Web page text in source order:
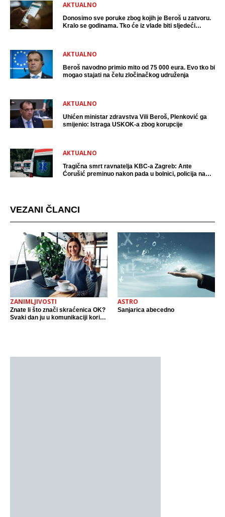
AKTUALNO
Donosimo sve poruke zbog kojih je Beroš u zatvoru.
Kralo se godinama. Tko će iz vlade biti sljedeći
AKTUALNO
Beroš navodno primio mito od 75 000 eura. Evo tko bi
mogao stajati na čelu zločinačkog udruženja
AKTUALNO
Uhićen ministar zdravstva Vili Beroš, Plenković ga
smijenio: Istraga USKOK-a zbog korupcije
AKTUALNO
Tragična smrt ravnatelja KBC-a Zagreb: Ante
Ćorušić preminuo nakon pada u bolnici, policija na
VEZANI ČLANCI
ZANIMLJIVOSTI
Znate li što znači skraćenica OK?
Svaki dan ju u komunikaciji koristi
ASTRO
Sanjarica abecedno